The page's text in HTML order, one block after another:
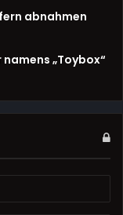
abnahmen
„Toybox“